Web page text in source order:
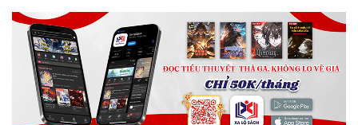
Kỳ Ảo
Linh Dị
Làm Giàu